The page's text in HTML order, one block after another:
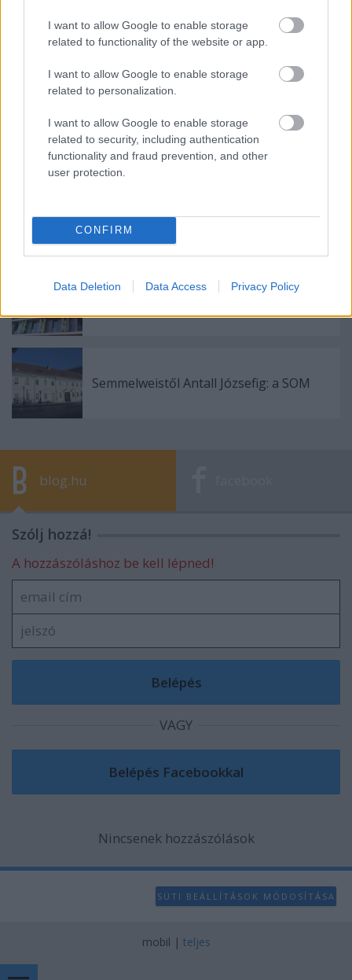
I want to allow Google to enable storage
related to functionality of the website or app.
I want to allow Google to enable storage
related to personalization.
I want to allow Google to enable storage
related to security, including authentication
functionality and fraud prevention, and other
user protection.
CONFIRM
Data Deletion Data Access Privacy Policy
És újjászülettek az ólomüveg ablakok!
A Várnegyed egyetlen szecessziós háza
Várban
Semmelweistől Antall Józsefig: a SOM
blog.hu
Szólj hozzá!
A hozzászóláshoz be kell lépned!
VAGY
Nincsenek hozzászólások
SÜTI BEÁLLÍTÁSOK MÓDOSÍTÁSA
mobil | teljes